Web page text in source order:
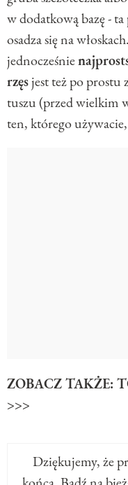
w dodatkową bazę -
osadza się na
jednocześnie
rzęsjest też po
tuszu (przed wielkim
ten, którego
ZOBACZ TAKŻE:
>>>
Dziękujemy, że